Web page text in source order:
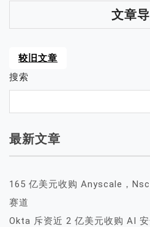
文章
较旧文章
搜索
最新文章
165 亿美元收购 Anyscale，
赛道
Okta 斥资近 2 亿美元收购 AI